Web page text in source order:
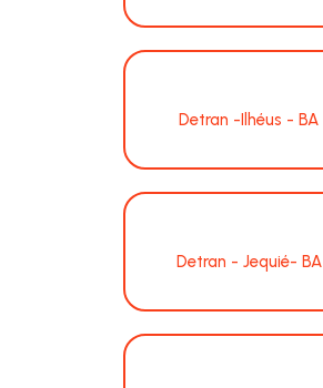
Detran -Ilhéus - BA
Detran - Jequié- BA